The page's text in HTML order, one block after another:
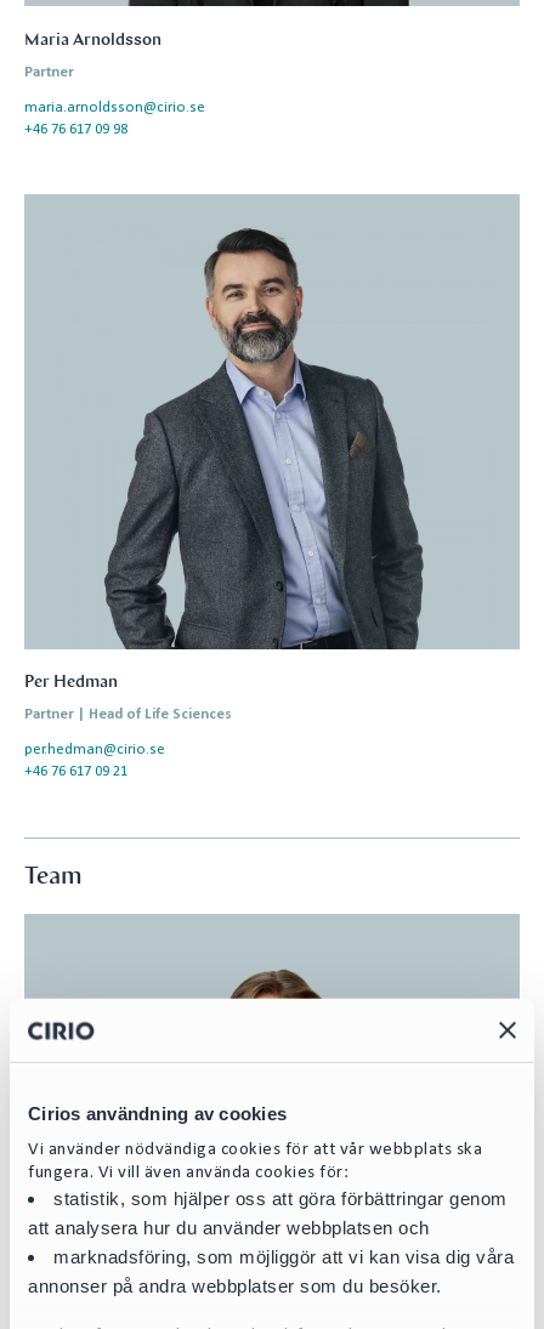
Cirios användning av cookies
Vi använder nödvändiga cookies för att vår webbplats ska
fungera. Vi vill även använda cookies för:
statistik, som hjälper oss att göra förbättringar genom
att analysera hur du använder webbplatsen och
marknadsföring, som möjliggör att vi kan visa dig våra
annonser på andra webbplatser som du besöker.
Maria Arnoldsson
Partner
maria.arnoldsson@cirio.se
+46 76 617 09 98
Per Hedman
Partner | Head of Life Sciences
per.hedman@cirio.se
+46 76 617 09 21
Team